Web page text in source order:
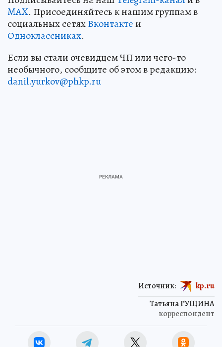
MAX. Присоединяйтесь к нашим группам в
социальных сетяхВконтактеи
Одноклассниках.
Если вы стали очевидцем ЧП или чего-то
необычного, сообщите об этом в редакцию:
danil.yurkov@phkp.ru
Татьяна ГУЩИНА
корреспондент
Источник: kp.ru